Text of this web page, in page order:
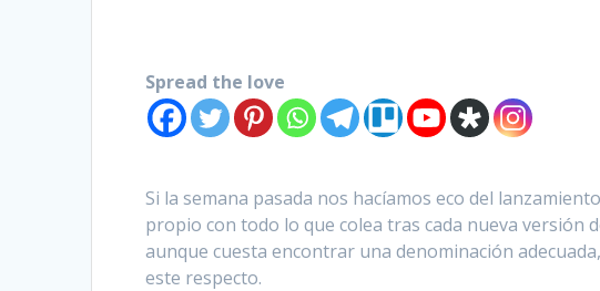
Spread the love
Si la semana pasada nos hacíamos eco del
propio con todo lo que colea tras cada nueva versión
aunque cuesta encontrar una denominación
este respecto.